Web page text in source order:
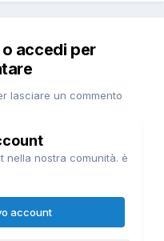
accedi per
lasciare un commento
nella nostra comunità. è
account